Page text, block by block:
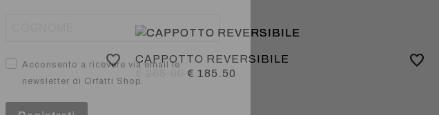
CAPPOTTO REVERSIBILE
€ 185.50